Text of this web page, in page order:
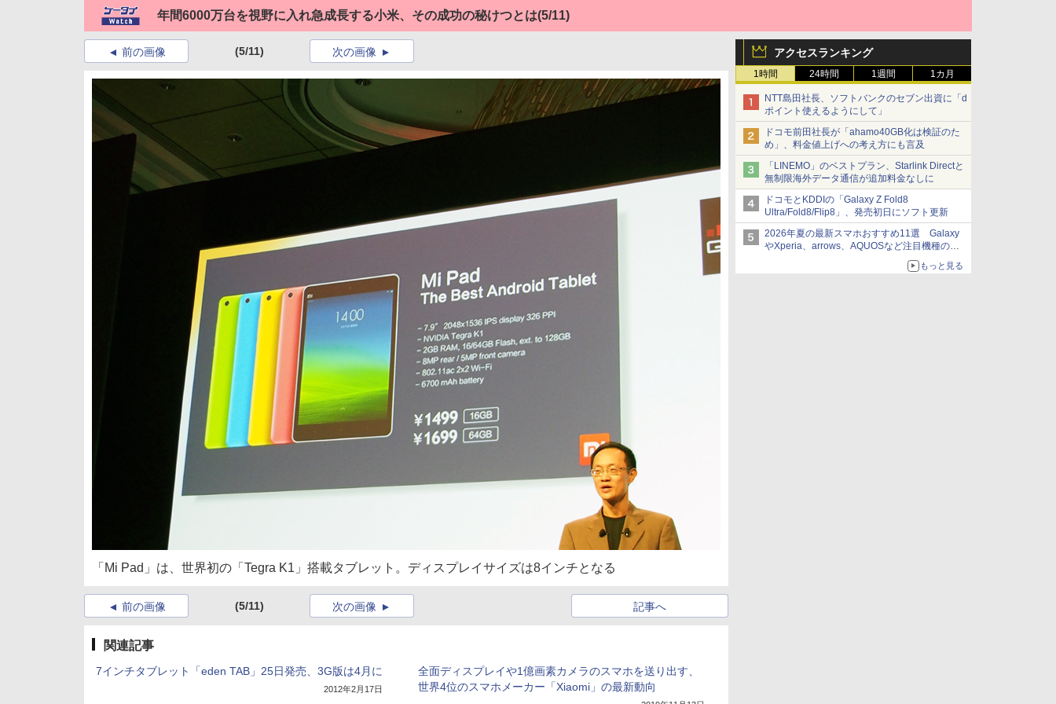
年間6000万台を視野に入れ急成長する小米、その成功の秘けつとは(5/11)
アクセスランキング
1時間 24時間 1週間 1カ月
NTT島田社長、ソフトバンクのセブン出資に「d
ポイント使えるようにして」
ドコモ前田社長が「ahamo40GB化は検証のた
め」、料金値上げへの考え方にも言及
「LINEMO」のベストプラン、Starlink Directと
無制限海外データ通信が追加料金なしに
ドコモとKDDIの「Galaxy Z Fold8
Ultra/Fold8/Flip8」、発売初日にソフト更新
2026年夏の最新スマホおすすめ11選 Galaxy
やXperia、arrows、AQUOSなど注目機種の特
もっと見る
前の画像 (5/11) 次の画像
「Mi Pad」は、世界初の「Tegra K1」搭載タブレット。ディスプレイサイズは8インチとなる
前の画像 (5/11) 記事へ
次の画像
関連記事
7インチタブレット「eden TAB」25日発売、3G版は4月に
2012年2月17日
全面ディスプレイや1億画素カメラのスマホを送り出す、
世界4位のスマホメーカー「Xiaomi」の最新動向